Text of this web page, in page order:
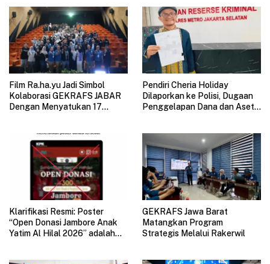
Film Ra.ha.yu Jadi Simbol
Kolaborasi GEKRAFS JABAR
Dengan Menyatukan 17
Pendiri Cheria Holiday
Dilaporkan ke Polisi, Dugaan
Penggelapan Dana dan Aset
Klarifikasi Resmi: Poster
“Open Donasi Jambore Anak
Yatim Al Hilal 2026” adalah
GEKRAFS Jawa Barat
Matangkan Program
Strategis Melalui Rakerwil